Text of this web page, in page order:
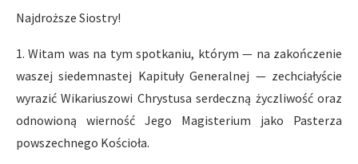
Najdroższe Siostry!
1. Witam was na tym spotkaniu, którym — na zakończenie
waszej siedemnastej Kapituły Generalnej — zechciałyście
wyrazić Wikariuszowi Chrystusa serdeczną życzliwość oraz
odnowioną wierność Jego Magisterium jako Pasterza
powszechnego Kościoła.